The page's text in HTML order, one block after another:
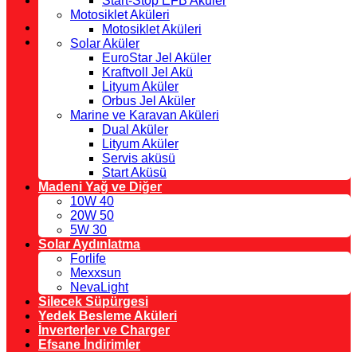
Motosiklet Aküleri
Motosiklet Aküleri
Solar Aküler
EuroStar Jel Aküler
Kraftvoll Jel Akü
Lityum Aküler
Orbus Jel Aküler
Marine ve Karavan Aküleri
Dual Aküler
Lityum Aküler
Servis aküsü
Start Aküsü
Madeni Yağ ve Diğer
10W 40
20W 50
5W 30
Solar Aydınlatma
Forlife
Mexxsun
NevaLight
Silecek Süpürgesi
Yedek Besleme Aküleri
İnverterler ve Charger
Efsane İndirimler